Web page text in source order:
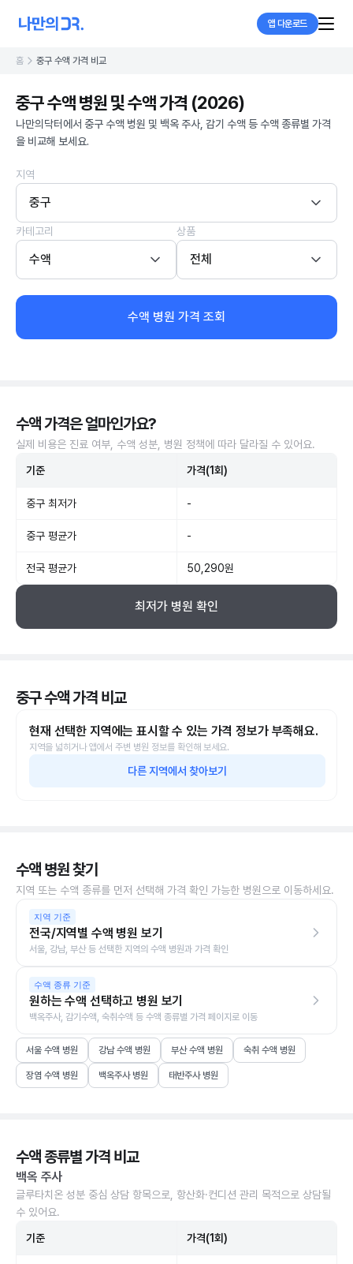
앱 다운로드
홈 중구 수액 가격 비교
중구 수액 병원 및 수액 가격 (2026)
나만의닥터에서 중구 수액 병원 및 백옥 주사, 감기 수액 등 수액 종류별 가격
을 비교해 보세요.
지역
중구
카테고리
수액
상품
전체
수액 병원 가격 조회
수액 가격은 얼마인가요?
실제 비용은 진료 여부, 수액 성분, 병원 정책에 따라 달라질 수 있어요.
기준 가격(1회)
중구 최저가 -
중구 평균가 -
전국 평균가 50,290원
최저가 병원 확인
중구 수액 가격 비교
현재 선택한 지역에는 표시할 수 있는 가격 정보가 부족해요.
지역을 넓히거나 앱에서 주변 병원 정보를 확인해 보세요.
다른 지역에서 찾아보기
수액 병원 찾기
지역 또는 수액 종류를 먼저 선택해 가격 확인 가능한 병원으로 이동하세요.
지역 기준
전국/지역별 수액 병원 보기
서울, 강남, 부산 등 선택한 지역의 수액 병원과 가격 확인
수액 종류 기준
원하는 수액 선택하고 병원 보기
백옥주사, 감기수액, 숙취수액 등 수액 종류별 가격 페이지로 이동
서울 수액 병원 강남 수액 병원 부산 수액 병원 숙취 수액 병원
장염 수액 병원 백옥주사 병원 태반주사 병원
수액 종류별 가격 비교
백옥 주사
글루타치온 성분 중심 상담 항목으로, 항산화·컨디션 관리 목적으로 상담될
수 있어요.
기준 가격(1회)